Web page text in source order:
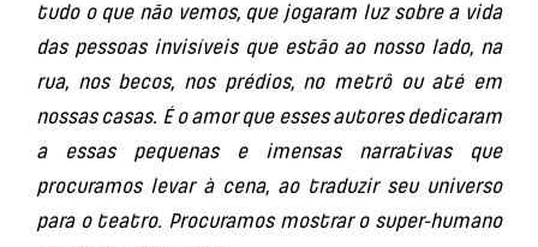
tudo o que não vemos, que jogaram luz sobre a vida
das pessoas invisíveis que estão ao nosso lado, na
rua, nos becos, nos prédios, no metrô ou até em
nossas casas. É o amor que esses autores dedicaram
a essas pequenas e imensas narrativas que
procuramos levar à cena, ao traduzir seu universo
para o teatro. Procuramos mostrar o super-humano